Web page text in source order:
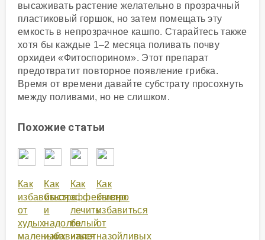
высаживать растение желательно в прозрачный
пластиковый горшок, но затем помещать эту
емкость в непрозрачное кашпо. Старайтесь также
хотя бы каждые 1–2 месяца поливать почву
орхидеи «Фитоспорином». Этот препарат
предотвратит повторное появление грибка.
Время от времени давайте субстрату просохнуть
между поливами, но не слишком.
Похожие статьи
Как
избавиться
от
худых
маленьких
Как
быстро
и
надолго
избавиться
Как
эффективно
лечить
белый
налет
Как
быстро
избавиться
от
назойливых